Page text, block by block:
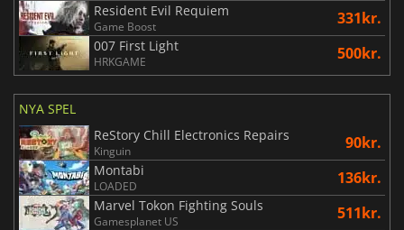
Resident Evil Requiem
Game Boost 331kr.
007 First Light
HRKGAME 500kr.
NYA SPEL
ReStory Chill Electronics Repairs
Kinguin 90kr.
Montabi
LOADED 136kr.
Marvel Tokon Fighting Souls
Gamesplanet US 511kr.